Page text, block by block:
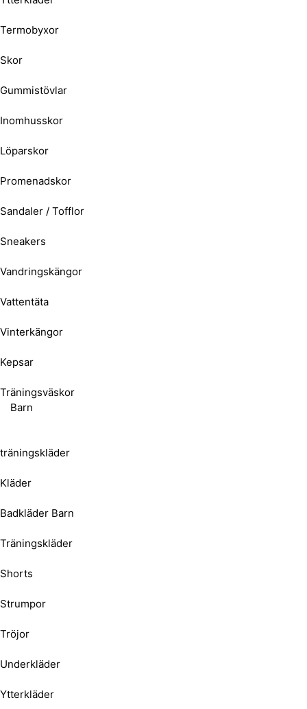
Termobyxor
Skor
Gummistövlar
Inomhusskor
Löparskor
Promenadskor
Sandaler / Tofflor
Sneakers
Vandringskängor
Vattentäta
Vinterkängor
Kepsar
Träningsväskor
Barn
träningskläder
Kläder
Badkläder Barn
Träningskläder
Shorts
Strumpor
Tröjor
Underkläder
Ytterkläder